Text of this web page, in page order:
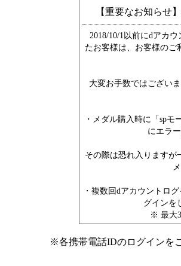
【重要なお知らせ
2018/10/1以前にdアカ
たお客様は、お客様のご
大変お手数ではござい
・メダル購入時に「sp
にエラ
その際は恐れ入りますが
・複数回dアカウントロ
グインを
※ 最大3
※各携帯電話IDのログインを